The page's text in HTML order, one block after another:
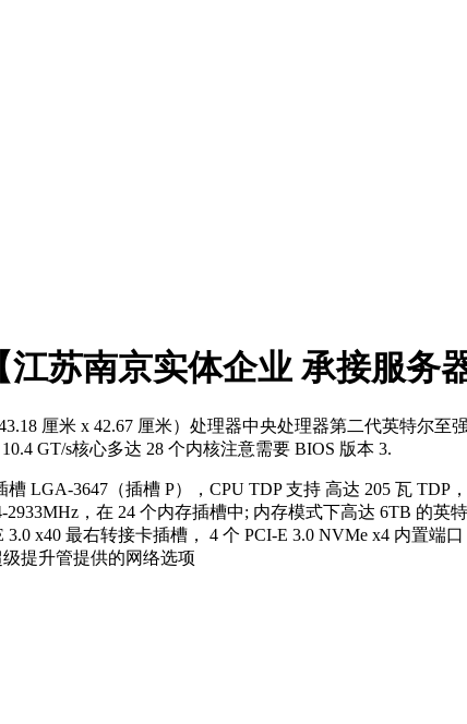
苏南京实体企业 承接服务
厘米 x 42.67 厘米）处理器中央处理器第二代英特尔
GT/s核心多达 28 个内核注意需要 BIOS 版本 3.
3647（插槽 P），CPU TDP 支持 高达 205 瓦 TDP
，在 24 个内存插槽中; 内存模式下高达 6TB 的
x40 最右转接卡插槽， 4 个 PCI-E 3.0 NVMe x4 内置端
级提升管提供的网络选项